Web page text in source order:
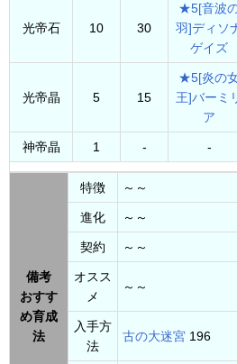
光帝石 10 30
★5[音波
羽]ディソ
ゲイズ
光帝晶 5 15
★5[炎の
王]バーミ
ア
神帝晶 1 - -
備考
おすす
め育成
法
特徴 ～～
進化 ～～
契約 ～～
オスス
メ
～～
入手方
法
古の大迷宮 196